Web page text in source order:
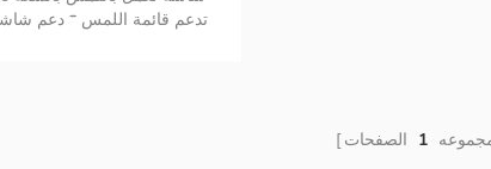
تدعم قائمة اللمس * دعم
1 الصفحات